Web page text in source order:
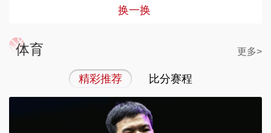
换一换
体育 更多>
精彩推荐 比分赛程